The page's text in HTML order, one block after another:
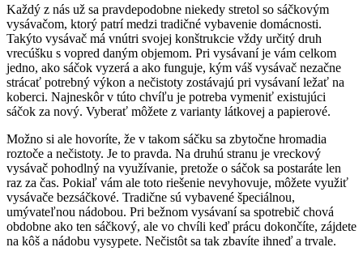
Každý z nás už sa pravdepodobne niekedy stretol so sáčkovým
vysávačom, ktorý patrí medzi tradičné vybavenie domácnosti.
Takýto vysávač má vnútri svojej konštrukcie vždy určitý druh
vrecúšku s vopred daným objemom. Pri vysávaní je vám celkom
jedno, ako sáčok vyzerá a ako funguje, kým váš vysávač nezačne
strácať potrebný výkon a nečistoty zostávajú pri vysávaní ležať na
koberci. Najneskôr v túto chvíľu je potreba vymeniť existujúci
sáčok za nový. Vyberať môžete z varianty látkovej a papierové.
Možno si ale hovoríte, že v takom sáčku sa zbytočne hromadia
roztoče a nečistoty. Je to pravda. Na druhú stranu je vreckový
vysávač pohodlný na využívanie, pretože o sáčok sa postaráte len
raz za čas. Pokiaľ vám ale toto riešenie nevyhovuje, môžete využiť
vysávače bezsáčkové. Tradične sú vybavené špeciálnou,
umývateľnou nádobou. Pri bežnom vysávaní sa spotrebič chová
obdobne ako ten sáčkový, ale vo chvíli keď prácu dokončíte, zájdete
na kôš a nádobu vysypete. Nečistôt sa tak zbavíte ihneď a trvale.